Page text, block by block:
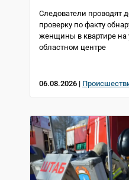
Следователи проводят
проверку по факту
женщины в квартире на
областном центре
06.08.2026 |